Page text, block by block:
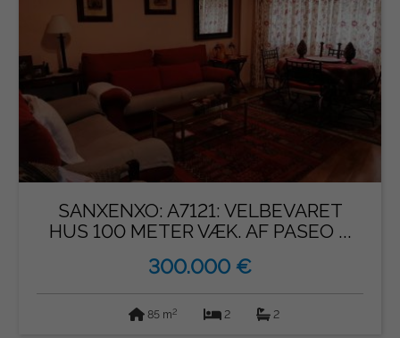
SANXENXO: A7121: VELBEVARET
HUS 100 METER VÆK. AF PASEO ...
300.000 €
85 m2 2 2